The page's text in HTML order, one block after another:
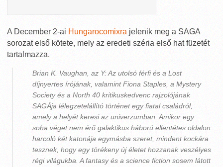
A December 2-ai Hungarocomixra jelenik meg a SAGA
sorozat első kötete, mely az eredeti széria első hat füzetét
tartalmazza.
Brian K. Vaughan, az Y: Az utolsó férfi és a Lost
díjnyertes írójának, valamint Fiona Staples, a Mystery
Society és a North 40 kritikuskedvenc rajzolójának
SAGÁja lélegzetelállító történet egy fiatal családról,
amely a helyét keresi az univerzumban. Amikor egy
soha véget nem érő galaktikus háború ellentétes oldalon
harcoló két katonája egymásba szeret, mindent kockára
tesznek, hogy egy törékeny új életet hozzanak veszélyes
régi világukba. A fantasy és a science fiction sosem látott